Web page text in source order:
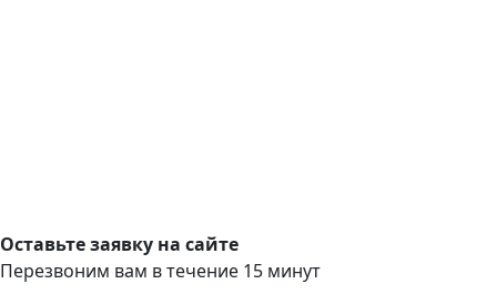
Оставьте заявку на сайте
Перезвоним вам в течение 15 минут